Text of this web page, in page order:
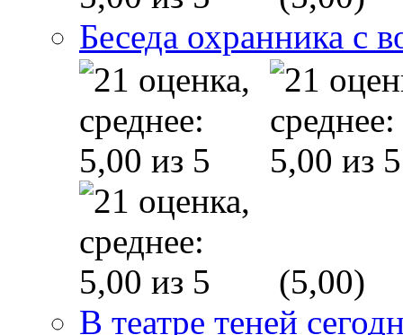
Беседа охранника с
(5,00)
В театре теней